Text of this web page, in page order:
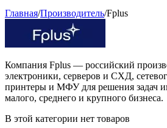
Главная/Производитель/Fplus
Компания Fplus — российский
электроники, серверов и СХД,
принтеры и МФУ для решения задач
малого, среднего и крупного бизнеса.
В этой категории нет товаров